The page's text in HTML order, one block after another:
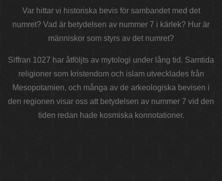
Var hittar vi historiska bevis för sambandet med det
numret? Vad är betydelsen av nummer 7 i kärlek? Hur är
människor som styrs av det numret?
Siffran 1027 har åtföljts av mytologi under lång tid. Samtida
religioner som kristendom och islam utvecklades från
Mesopotamien, och många av de arkeologiska bevisen i
den regionen visar oss att betydelsen av nummer 7 vid den
tiden redan hade kosmiska konnotationer.